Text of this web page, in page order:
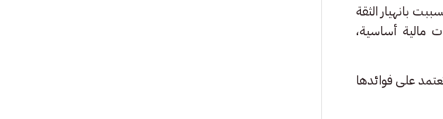
بانهيار الثقة
مالية أساسية،
على فوائدها